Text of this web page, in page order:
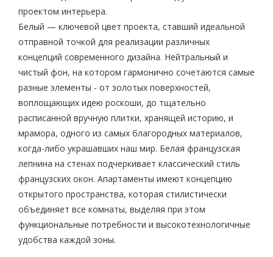
проектом интерьера.
Белый — ключевой цвет проекта, ставший идеальной
отправной точкой для реализации различных
концепций современного дизайна. Нейтральный и
чистый фон, на котором гармонично сочетаются самые
разные элементы - от золотых поверхностей,
воплощающих идею роскоши, до тщательно
расписанной вручную плитки, хранящей историю, и
мрамора, одного из самых благородных материалов,
когда-либо украшавших наш мир. Белая французская
лепнина на стенах подчеркивает классический стиль
французских окон. Апартаменты имеют концепцию
открытого пространства, которая стилистически
объединяет все комнаты, выделяя при этом
функциональные потребности и высокотехнологичные
удобства каждой зоны.